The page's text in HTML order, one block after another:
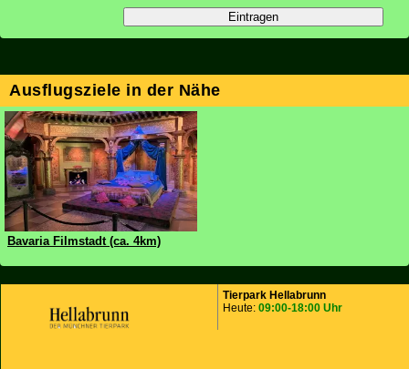
Ausflugsziele in der Nähe
Bavaria Filmstadt (ca. 4km)
Tierpark Hellabrunn
Heute: 09:00-18:00 Uhr